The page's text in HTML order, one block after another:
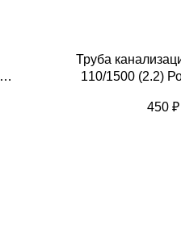
Труба
110/1500 (2.2)
450 ₽